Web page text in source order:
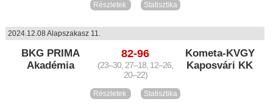
Részletek Statisztika
2024.12.08 Alapszakasz 11.
BKG PRIMA
Akadémia
82-96
(23–30, 27–18, 12–26,
20–22)
Kometa-KVGY
Kaposvári KK
Részletek Statisztika